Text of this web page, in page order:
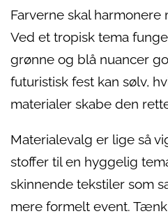
Farverne skal harmonere
Ved et tropisk tema
grønne og blå nuancer
futuristisk fest kan sølv,
materialer skabe den
Materialevalg er lige så
stoffer til en hyggelig
skinnende tekstiler som
mere formelt event.